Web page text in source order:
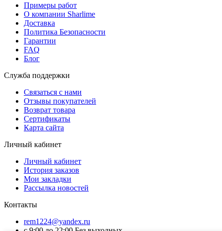
Примеры работ
О компании Sharlime
Доставка
Политика Безопасности
Гарантии
FAQ
Блог
Служба поддержки
Связаться с нами
Отзывы покупателей
Возврат товара
Сертификаты
Карта сайта
Личный кабинет
Личный кабинет
История заказов
Мои закладки
Рассылка новостей
Контакты
rem1224@yandex.ru